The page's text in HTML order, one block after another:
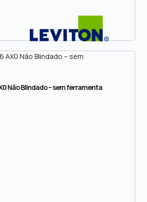
Não Blindado – sem ferramenta